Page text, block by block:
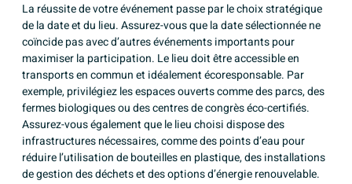
La réussite de votre événement passe par le choix stratégique
de la date et du lieu. Assurez-vous que la date sélectionnée ne
coïncide pas avec d’autres événements importants pour
maximiser la participation. Le lieu doit être accessible en
transports en commun et idéalement écoresponsable. Par
exemple, privilégiez les espaces ouverts comme des parcs, des
fermes biologiques ou des centres de congrès éco-certifiés.
Assurez-vous également que le lieu choisi dispose des
infrastructures nécessaires, comme des points d’eau pour
réduire l’utilisation de bouteilles en plastique, des installations
de gestion des déchets et des options d’énergie renouvelable.